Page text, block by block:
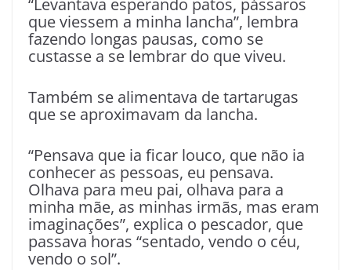
que viessem a minha lancha”, lembra
fazendo longas pausas, como se
custasse a se lembrar do que viveu.
Também se alimentava de tartarugas
que se aproximavam da lancha.
“Pensava que ia ficar louco, que não ia
conhecer as pessoas, eu pensava.
Olhava para meu pai, olhava para a
minha mãe, as minhas irmãs, mas eram
imaginações”, explica o pescador, que
passava horas “sentado, vendo o céu,
vendo o sol”.